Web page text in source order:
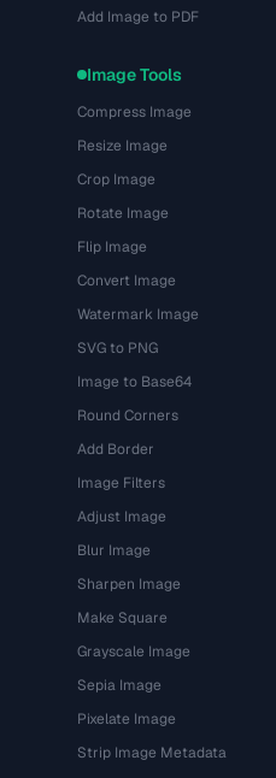
Add Image to PDF
Image Tools
Compress Image
Resize Image
Crop Image
Rotate Image
Flip Image
Convert Image
Watermark Image
SVG to PNG
Image to Base64
Round Corners
Add Border
Image Filters
Adjust Image
Blur Image
Sharpen Image
Make Square
Grayscale Image
Sepia Image
Pixelate Image
Strip Image Metadata